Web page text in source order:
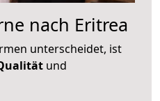
nach Eritrea
unterscheidet, ist
und